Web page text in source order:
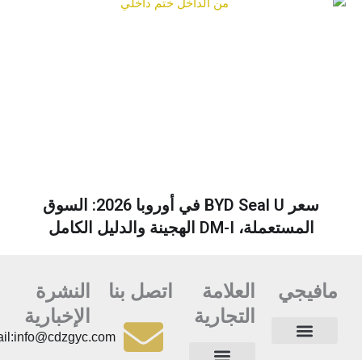
سعر BYD Seal U في أوروبا 2026: السوق
المستعملة، DM-I الهجينة والدليل الكامل
مافيجي
العلامة
التجارية
اتصل بنا
Email:info@cdzgyc.com
النشرة
الإخبارية